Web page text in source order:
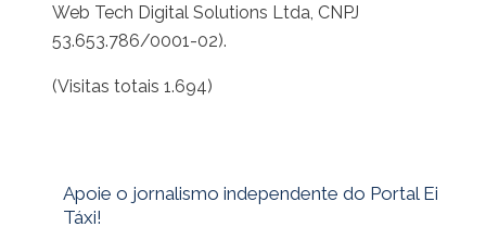
Web Tech Digital Solutions Ltda, CNPJ
53.653.786/0001-02).
(Visitas totais 1.694)
Apoie o jornalismo independente do Portal Ei
Táxi!